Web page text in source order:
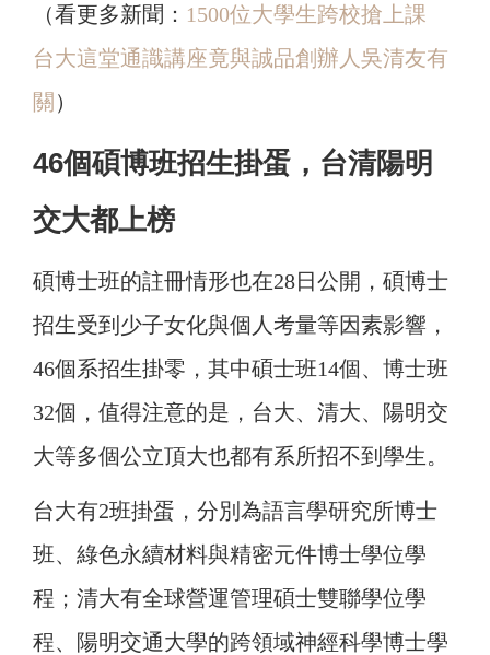
（看更多新聞： 1500位大學生跨校搶上課
台大這堂通識講座竟與誠品創辦人吳清友有
關 ）
46個碩博班招生掛蛋，台清陽明
交大都上榜
碩博士班的註冊情形也在28日公開，碩博士
招生受到少子女化與個人考量等因素影響，
46個系招生掛零，其中碩士班14個、博士班
32個，值得注意的是，台大、清大、陽明交
大等多個公立頂大也都有系所招不到學生。
台大有2班掛蛋，分別為語言學研究所博士
班、綠色永續材料與精密元件博士學位學
程；清大有全球營運管理碩士雙聯學位學
程、陽明交通大學的跨領域神經科學博士學